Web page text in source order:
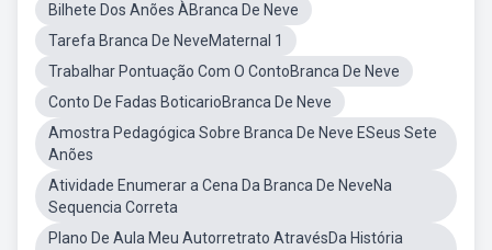
Bilhete Dos Anões ÀBranca De Neve
Tarefa Branca De NeveMaternal 1
Trabalhar Pontuação Com O ContoBranca De Neve
Conto De Fadas BoticarioBranca De Neve
Amostra Pedagógica Sobre Branca De Neve ESeus Sete
Anões
Atividade Enumerar a Cena Da Branca De NeveNa
Sequencia Correta
Plano De Aula Meu Autorretrato AtravésDa História